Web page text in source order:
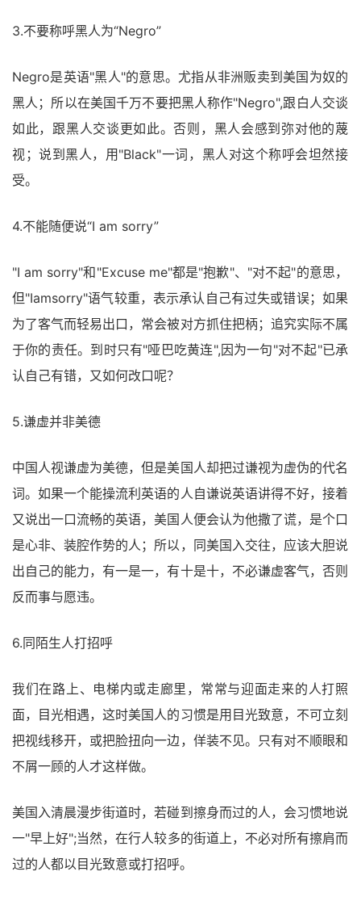
3.不要称呼黑人为“Negro”
Negro是英语"黑人"的意思。尤指从非洲贩卖到美国为奴的
黑人；所以在美国千万不要把黑人称作"Negro",跟白人交谈
如此，跟黑人交谈更如此。否则，黑人会感到弥对他的蔑
视；说到黑人，用"Black"一词，黑人对这个称呼会坦然接
受。
4.不能随便说“I am sorry”
"I am sorry"和"Excuse me"都是"抱歉"、"对不起"的意思，
但"Iamsorry"语气较重，表示承认自己有过失或错误；如果
为了客气而轻易出口，常会被对方抓住把柄；追究实际不属
于你的责任。到时只有"哑巴吃黄连",因为一句"对不起"已承
认自己有错，又如何改口呢？
5.谦虚并非美德
中国人视谦虚为美德，但是美国人却把过谦视为虚伪的代名
词。如果一个能操流利英语的人自谦说英语讲得不好，接着
又说出一口流畅的英语，美国人便会认为他撒了谎，是个口
是心非、装腔作势的人；所以，同美国入交往，应该大胆说
出自己的能力，有一是一，有十是十，不必谦虚客气，否则
反而事与愿违。
6.同陌生人打招呼
我们在路上、电梯内或走廊里，常常与迎面走来的人打照
面，目光相遇，这时美国人的习惯是用目光致意，不可立刻
把视线移开，或把脸扭向一边，佯装不见。只有对不顺眼和
不屑一顾的人才这样做。
美国入清晨漫步街道时，若碰到擦身而过的人，会习惯地说
一"早上好";当然，在行人较多的街道上，不必对所有擦肩而
过的人都以目光致意或打招呼。